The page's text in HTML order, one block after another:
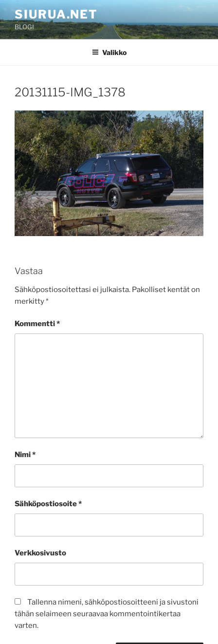
sisältöönSIURUA.NET
BLOGI
Valikko
20131115-IMG_1378
Vastaa
Sähköpostiosoitettasi ei julkaista. Pakolliset kentät on
merkitty*
Kommentti*
Nimi*
Sähköpostiosoite*
Verkkosivusto
Tallenna nimeni, sähköpostiosoitteeni ja sivustoni
tähän selaimeen seuraavaa kommentointikertaa
varten.